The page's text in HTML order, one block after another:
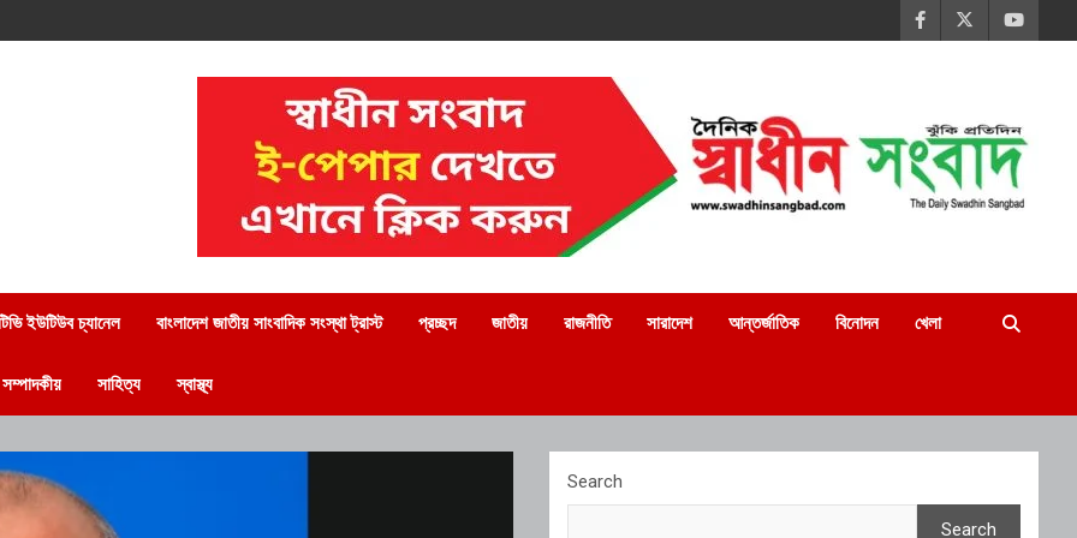
ইউটিউব চ্যানেল বাংলাদেশ জাতীয় সাংবাদিক সংস্থা ট্রাস্ট প্রচ্ছদ জাতীয় রাজনীতি সারাদেশ আন্তর্জাতিক বিনোদন খেলা
সম্পাদকীয় সাহিত্য স্বাস্থ্য
Search
Search